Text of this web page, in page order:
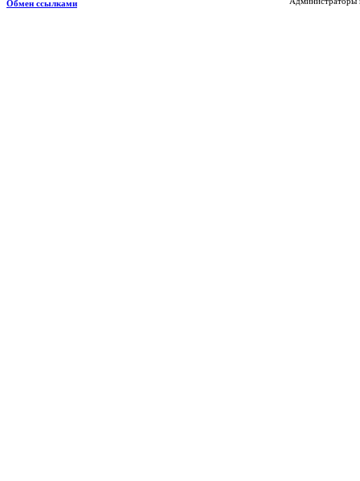
Обмен ссылками